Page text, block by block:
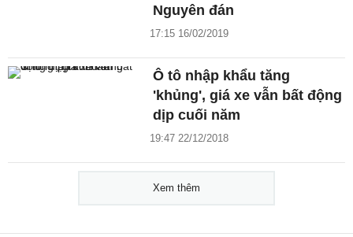
Nguyên đán
17:15 16/02/2019
Ô tô nhập khẩu tăng
'khủng', giá xe vẫn bất động
dịp cuối năm
19:47 22/12/2018
Xem thêm